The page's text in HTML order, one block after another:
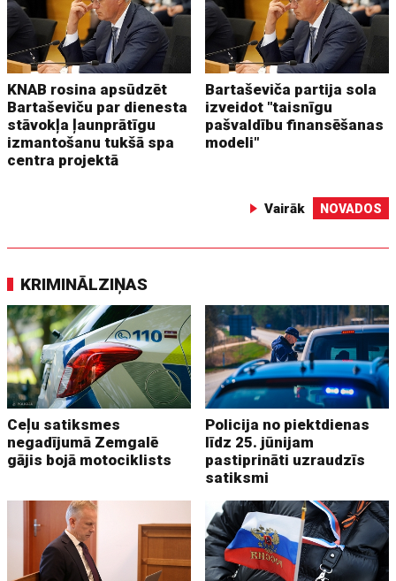
KNAB rosina apsūdzēt
Bartaševiču par dienesta
stāvokļa ļaunprātīgu
izmantošanu tukšā spa
centra projektā
Bartaševiča partija sola
izveidot "taisnīgu
pašvaldību finansēšanas
modeli"
Vairāk NOVADOS
KRIMINĀLZIŅAS
Ceļu satiksmes
negadījumā Zemgalē
gājis bojā motociklists
Policija no piektdienas
līdz 25. jūnijam
pastiprināti uzraudzīs
satiksmi